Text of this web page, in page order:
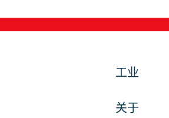
工业
关于